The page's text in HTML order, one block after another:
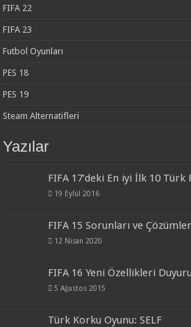
FIFA 22
FIFA 23
Futbol Oyunları
PES 18
PES 19
Steam Alternatifleri
Yazılar
FIFA 17’deki En iyi İlk 10 Türk
19 Eylül 2016
FIFA 15 Sorunları ve
12 Nisan 2020
FIFA 16 Yeni Özellikleri
5 Ağustos 2015
Türk Korku Oyunu: SELF